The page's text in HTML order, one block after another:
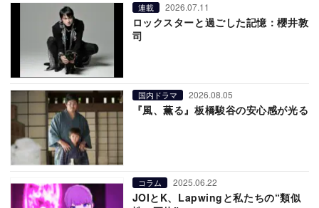
連載 2026.07.11
ロックスターと過ごした記憶：櫻井敦
司
国内ドラマ 2026.08.05
『風、薫る』板橋駿谷の安心感が光る
コラム 2025.06.22
JOIとK、Lapwingと私たちの“類似